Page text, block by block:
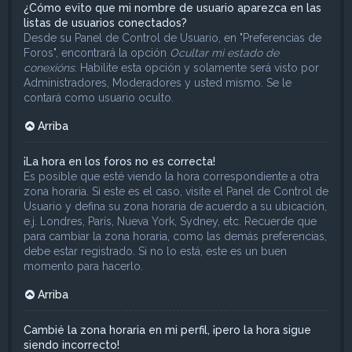
¿Cómo evito que mi nombre de usuario aparezca en las
listas de usuarios conectados?
Desde su Panel de Control de Usuario, en "Preferencias de
Foros", encontrará la opción Ocultar mi estado de
conexións. Habilite esta opción y solamente será visto por
Administradores, Moderadores y usted mismo. Se le
contará como usuario oculto.
Arriba
¡La hora en los foros no es correcta!
Es posible que esté viendo la hora correspondiente a otra
zona horaria. Si este es el caso, visite el Panel de Control de
Usuario y defina su zona horaria de acuerdo a su ubicación,
e.j. Londres, París, Nueva York, Sydney, etc. Recuerde que
para cambiar la zona horaria, como las demás preferencias,
debe estar registrado. Si no lo está, este es un buen
momento para hacerlo.
Arriba
Cambié la zona horaria en mi perfil, ¡pero la hora sigue
siendo incorrecto!